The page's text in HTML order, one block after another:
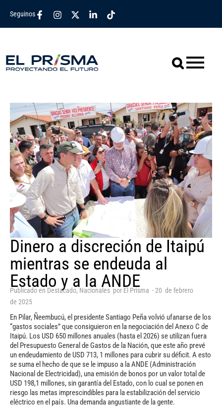
Seguinos
Dinero a discreción de Itaipú
mientras se endeuda al
Estado y a la ANDE
Publicado en Destacado, Nacionales por El Prisma -20 de febrero
de 2025
En Pilar, Ñeembucú, el presidente Santiago Peña volvió ufanarse de los
“gastos sociales” que consiguieron en la negociación del Anexo C de
Itaipú. Los USD 650 millones anuales (hasta el 2026) se utilizan fuera
del Presupuesto General de Gastos de la Nación, que este año prevé
un endeudamiento de USD 713, 1 millones para cubrir su déficit. A esto
se suma el hecho de que se le impuso a la ANDE (Administración
Nacional de Electricidad), una emisión de bonos por un valor total de
USD 198,1 millones, sin garantía del Estado, con lo cual se ponen en
riesgo las metas imprescindibles para la estabilización del servicio
eléctrico en el país. Una demanda angustiante de la gente.